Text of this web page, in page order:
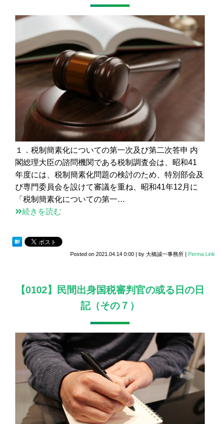
１．税制簡素化についての第一次及び第二次答申 内
閣総理大臣の諮問機関である税制調査会は、昭和41
年度には、税制簡素化問題の検討のため、特別部会及
び専門委員会を設けて審議を重ね、昭和41年12月に
「税制簡素化についての第一…
続きを読む
Posted on 2021.04.14 0:00 | by 大橋誠一事務所 | Perma Link
【0102】民間出身国税審判官の或る日の日
記（その７）